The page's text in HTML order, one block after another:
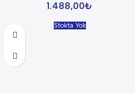
1.488,00₺
Stokta Yok